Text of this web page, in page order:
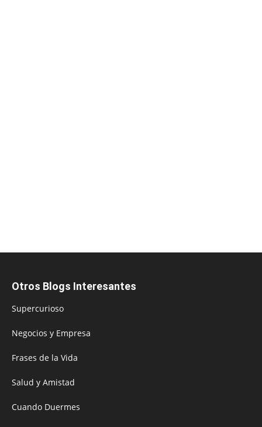
Otros Blogs Interesantes
Supercurioso
Negocios y Empresa
Frases de la Vida
Salud y Amistad
Cuando Duermes